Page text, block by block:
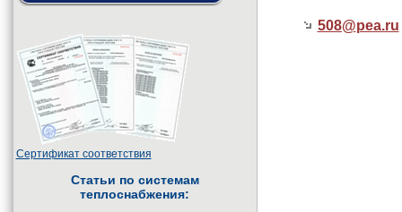
Сертификат соответствия
Статьи по системам
теплоснабжения:
508@pea.ru